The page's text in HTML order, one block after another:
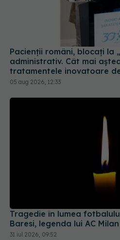
Pacienții români, blocați la
administrativ. Cât mai
tratamentele inovatoare
Europa
05 aug 2026, 12:33
Baresi, legenda lui AC Milan
31 iul 2026, 09:52